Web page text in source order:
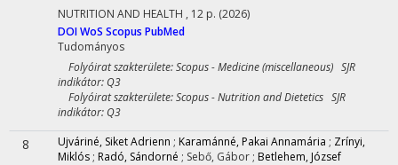
NUTRITION AND HEALTH , 12 p. (2026)
DOIWoS Scopus PubMed
Tudományos
Folyóirat szakterülete: Scopus - Medicine (miscellaneous) SJR
indikátor: Q3
Folyóirat szakterülete: Scopus - Nutrition and Dietetics SJR
indikátor: Q3
8 Ujváriné, Siket Adrienn ; Karamánné, Pakai Annamária ; Zrínyi,
Miklós ; Radó, Sándorné ; Sebő, Gábor ; Betlehem, József